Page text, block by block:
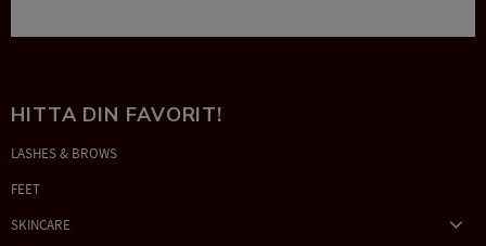
HITTA DIN FAVORIT!
LASHES & BROWS
FEET
SKINCARE